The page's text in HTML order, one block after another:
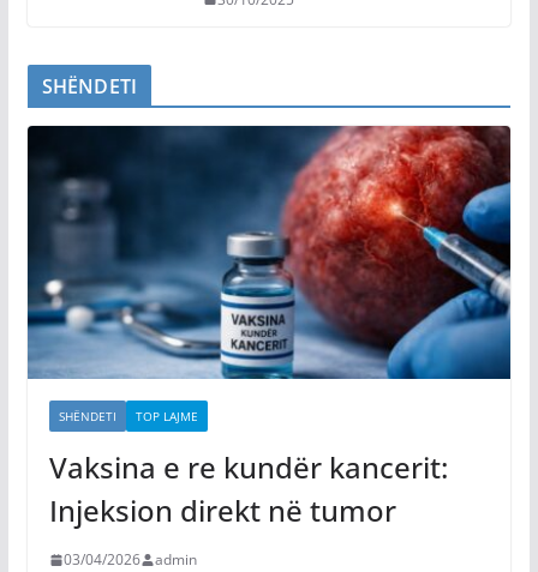
SHËNDETI
SHËNDETI TOP LAJME
Vaksina e re kundër kancerit:
Injeksion direkt në tumor
03/04/2026 admin